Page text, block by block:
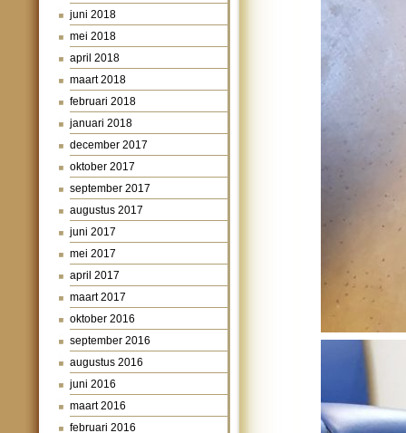
juni 2018
mei 2018
april 2018
maart 2018
februari 2018
januari 2018
december 2017
oktober 2017
september 2017
augustus 2017
juni 2017
mei 2017
april 2017
maart 2017
oktober 2016
september 2016
augustus 2016
juni 2016
maart 2016
februari 2016